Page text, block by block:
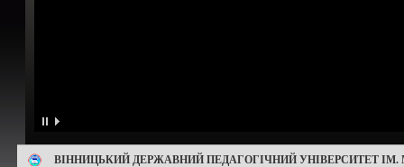
ВІННИЦЬКИЙ ДЕРЖАВНИЙ ПЕДАГОГІЧНИЙ УНІВЕРСИТЕТ